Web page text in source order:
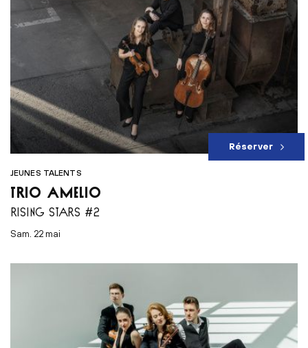
JEUNES TALENTS
TRIO AMELIO
RISING STARS #2
sam. 22 mai
Réserver